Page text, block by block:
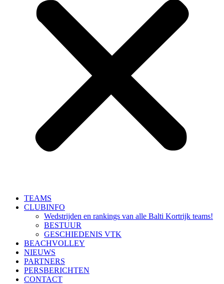
TEAMS
CLUBINFO
Wedstrijden en rankings van alle Balti Kortrijk teams!
BESTUUR
GESCHIEDENIS VTK
BEACHVOLLEY
NIEUWS
PARTNERS
PERSBERICHTEN
CONTACT